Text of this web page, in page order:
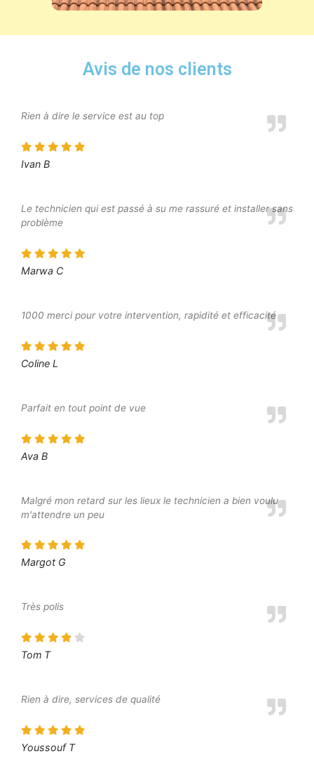
Avis de nos clients
Rien à dire le service est au top
Ivan B
Le technicien qui est passé à su me rassuré et installer sans
problème
Marwa C
1000 merci pour votre intervention, rapidité et efficacité
Coline L
Parfait en tout point de vue
Ava B
Malgré mon retard sur les lieux le technicien a bien voulu
m'attendre un peu
Margot G
Très polis
Tom T
Rien à dire, services de qualité
Youssouf T